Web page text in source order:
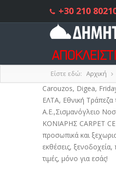
+30 210
Είστε εδώ: Αρχική
Carouzos, Digea,
ΕΛΤΑ, Εθνική
Α.Ε.,Σισμανόγλειο
ΚΟΝΙΑΡΗΣ CARPET
προσωπικά και
εκθέσεις,
τιμές, μόνο για εσάς!